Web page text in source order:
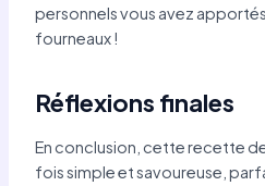
personnels vous avez
fourneaux !
Réflexions finales
En conclusion, cette recette
fois simple et savoureuse,